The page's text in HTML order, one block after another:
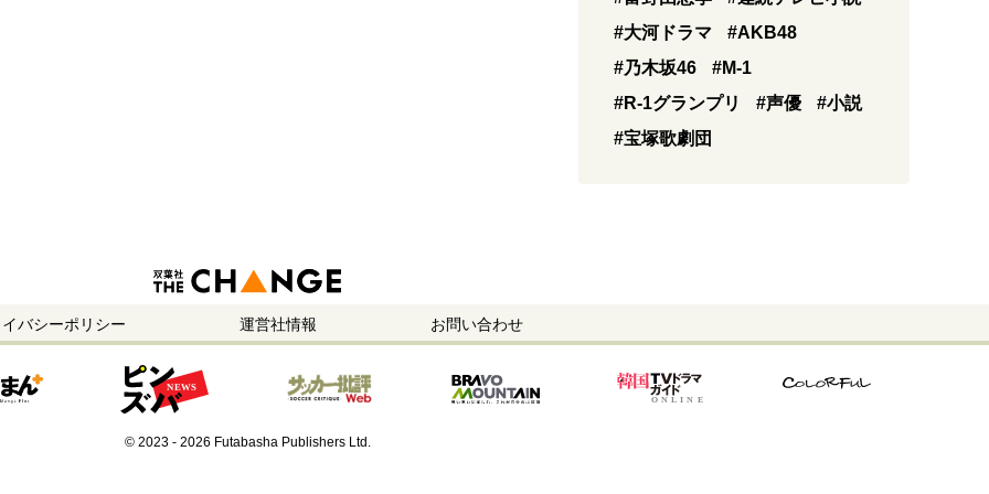
#大河ドラマ
#AKB48
#乃木坂46
#M-1
#R-1グランプリ
#声優
#小説
#宝塚歌劇団
バシーポリシー 運営社情報 お問い合わせ
© 2023 - 2026 Futabasha Publishers Ltd.